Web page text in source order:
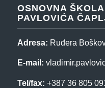
OSNOVNA
PAVLOVIĆA
Adresa: Ruđera
E-mail:
Tel/fax: +387 36 805